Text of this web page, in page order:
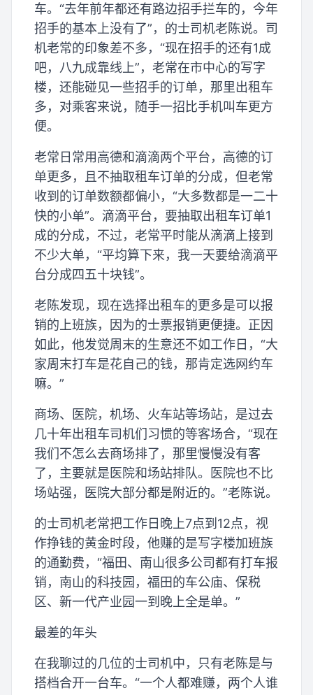
车。“去年前年都还有路边招手拦车的，今年
招手的基本上没有了”，的士司机老陈说。司
机老常的印象差不多，“现在招手的还有1成
吧，八九成靠线上”，老常在市中心的写字
楼，还能碰见一些招手的订单，那里出租车
多，对乘客来说，随手一招比手机叫车更方
便。
老常日常用高德和滴滴两个平台，高德的订
单更多，且不抽取租车订单的分成，但老常
收到的订单数额都偏小，“大多数都是一二十
快的小单”。滴滴平台，要抽取出租车订单1
成的分成，不过，老常平时能从滴滴上接到
不少大单，“平均算下来，我一天要给滴滴平
台分成四五十块钱”。
老陈发现，现在选择出租车的更多是可以报
销的上班族，因为的士票报销更便捷。正因
如此，他发觉周末的生意还不如工作日，“大
家周末打车是花自己的钱，那肯定选网约车
嘛。”
商场、医院，机场、火车站等场站，是过去
几十年出租车司机们习惯的等客场合，“现在
我们不怎么去商场排了，那里慢慢没有客
了，主要就是医院和场站排队。医院也不比
场站强，医院大部分都是附近的。”老陈说。
的士司机老常把工作日晚上7点到12点，视
作挣钱的黄金时段，他赚的是写字楼加班族
的通勤费，“福田、南山很多公司都有打车报
销，南山的科技园，福田的车公庙、保税
区、新一代产业园一到晚上全是单。”
最差的年头
在我聊过的几位的士司机中，只有老陈是与
搭档合开一台车。“一个人都难赚，两个人谁